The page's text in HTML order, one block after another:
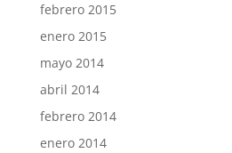
febrero 2015
enero 2015
mayo 2014
abril 2014
febrero 2014
enero 2014